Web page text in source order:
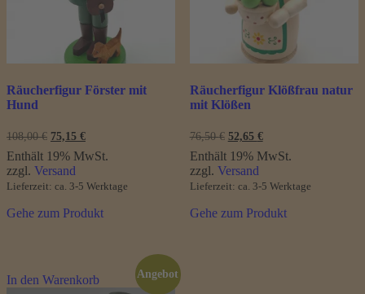
Räucherfigur Förster mit
Hund
108,00€ Ursprünglicher
war:
108,00 €
75,15 €Aktueller
ist:
Enthält 19% MwSt.
zzgl. Versand
Lieferzeit: ca. 3-5 Werktage
Gehe zum Produkt
Räucherfigur Klößfrau natur
mit Klößen
76,50€ Ursprünglicher
war:
76,50 €
52,65 €Aktueller
ist:
Enthält 19% MwSt.
zzgl. Versand
Lieferzeit: ca. 3-5 Werktage
Gehe zum Produkt
In den Warenkorb Angebot